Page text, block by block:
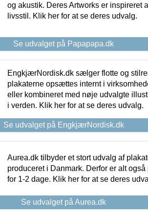
og akustik. Deres Artworks er inspireret
livsstil. Klik her for at se deres udvalg.
Se udvalget på Papapapa.dk
EngkjærNordisk.dk sælger flotte og
plakaterne opsættes internt i
eller kombineret med nøje udvalgte
i verden. Klik her for at se deres udvalg.
Se udvalget på EngkjærNordisk.dk
Aurea.dk tilbyder et stort udvalg af
produceret i Danmark. Derfor er alt
for 1-2 dage. Klik her for at se deres
Se udvalget på Aurea.dk